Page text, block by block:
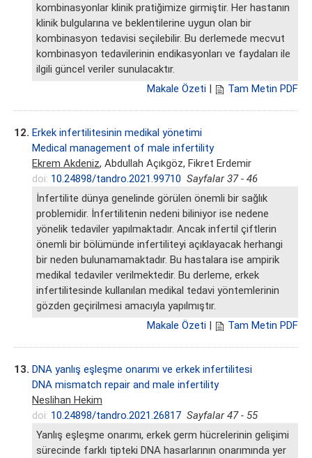
kombinasyonlar klinik pratiğimize girmiştir. Her hastanın
klinik bulgularına ve beklentilerine uygun olan bir
kombinasyon tedavisi seçilebilir. Bu derlemede mecvut
kombinasyon tedavilerinin endikasyonları ve faydaları ile
ilgili güncel veriler sunulacaktır.
Makale Özeti
Tam Metin PDF
12. Erkek infertilitesinin medikal yönetimi
Medical management of male infertility
Ekrem Akdeniz, Abdullah Açıkgöz, Fikret Erdemir
doi: 10.24898/tandro.2021.99710 Sayfalar 37 - 46
İnfertilite dünya genelinde görülen önemli bir sağlık
problemidir. İnfertilitenin nedeni biliniyor ise nedene
yönelik tedaviler yapılmaktadır. Ancak infertil çiftlerin
önemli bir bölümünde infertiliteyi açıklayacak herhangi
bir neden bulunamamaktadır. Bu hastalara ise ampirik
medikal tedaviler verilmektedir. Bu derleme, erkek
infertilitesinde kullanılan medikal tedavi yöntemlerinin
gözden geçirilmesi amacıyla yapılmıştır.
Makale Özeti
Tam Metin PDF
13. DNA yanlış eşleşme onarımı ve erkek infertilitesi
DNA mismatch repair and male infertility
Neslihan Hekim
doi: 10.24898/tandro.2021.26817 Sayfalar 47 - 55
Yanlış eşleşme onarımı, erkek germ hücrelerinin gelişimi
sürecinde farklı tipteki DNA hasarlarının onarımında yer